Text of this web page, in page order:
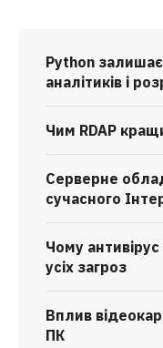
Python
аналітиків і
Чим RDAP
Серверне
сучасного
Чому
усіх загроз
Вплив
ПК